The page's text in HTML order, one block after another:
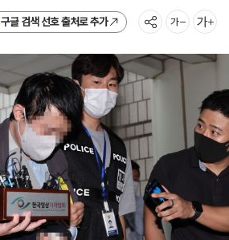
구글 검색 선호 출처로 추가